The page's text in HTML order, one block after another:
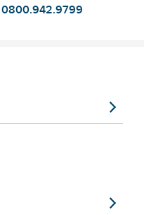
0800.942.9799